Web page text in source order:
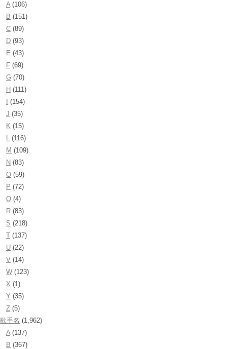
A(106)
B (151)
C (89)
D (93)
E (43)
F (69)
G (70)
H (111)
(154)
J (35)
K (15)
L (116)
M (109)
N (83)
O (59)
P (72)
Q (4)
R (83)
S (218)
T (137)
U (22)
V (14)
W (123)
X (1)
Y (35)
Z (5)
歌手名 (1,962)
A(137)
B (367)